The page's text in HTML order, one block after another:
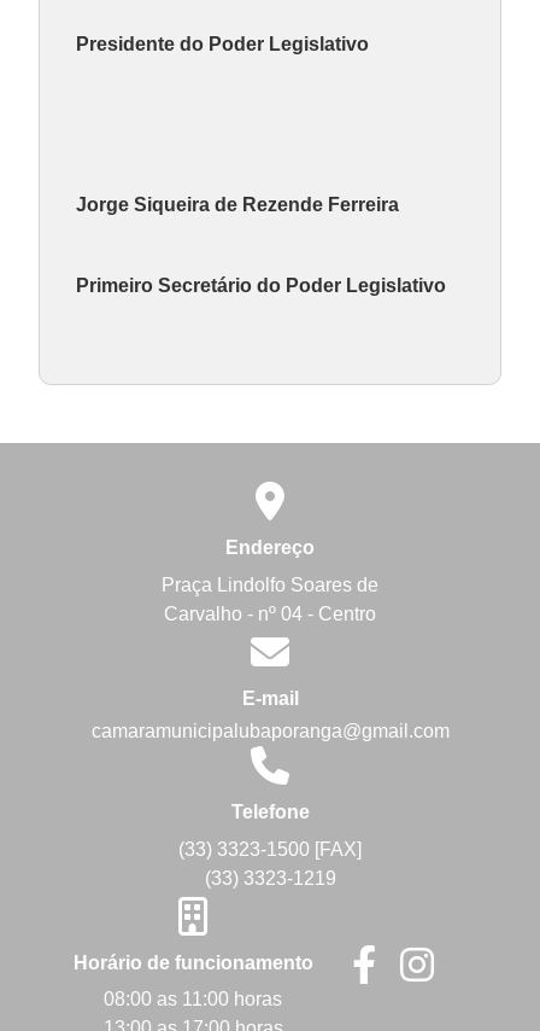
Presidente do Poder Legislativo
Jorge Siqueira de Rezende Ferreira
Primeiro Secretário do Poder Legislativo
Endereço
Praça Lindolfo Soares de
Carvalho - nº 04 - Centro
E-mail
camaramunicipalubaporanga@gmail.com
Telefone
(33) 3323-1500 [FAX]
(33) 3323-1219
Horário de funcionamento
08:00 as 11:00 horas